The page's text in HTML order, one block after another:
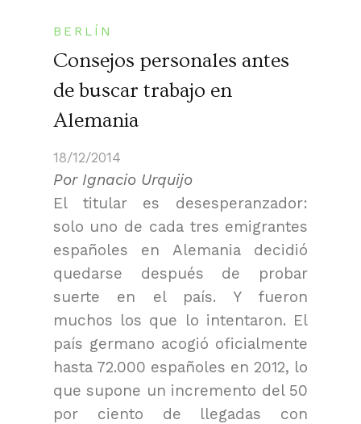
BERLÍN
Consejos personales antes
de buscar trabajo en
Alemania
18/12/2014
Por Ignacio Urquijo
El titular es desesperanzador:
solo uno de cada tres emigrantes
españoles en Alemania decidió
quedarse después de probar
suerte en el país. Y fueron
muchos los que lo intentaron. El
país germano acogió oficialmente
hasta 72.000 españoles en 2012, lo
que supone un incremento del 50
por ciento de llegadas con